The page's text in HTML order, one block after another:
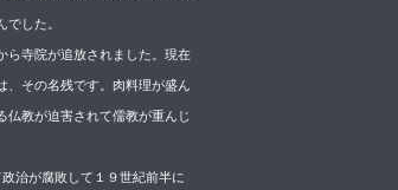
でした。
ら寺院が追放されました。現在
、その名残です。肉料理が盛ん
仏教が迫害されて儒教が重んじ
治が腐敗して１９世紀前半に